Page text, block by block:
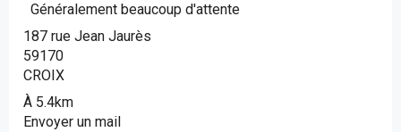
Généralement beaucoup d'attente
187 rue Jean Jaurès
59170
CROIX
À 5.4km
Envoyer un mail